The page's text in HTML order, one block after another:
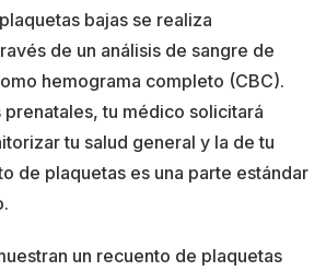
bajas se realiza
de un análisis de sangre de
hemograma completo (CBC).
prenatales, tu médico solicitará
tu salud general y la de tu
de plaquetas es una parte estándar
un recuento de plaquetas